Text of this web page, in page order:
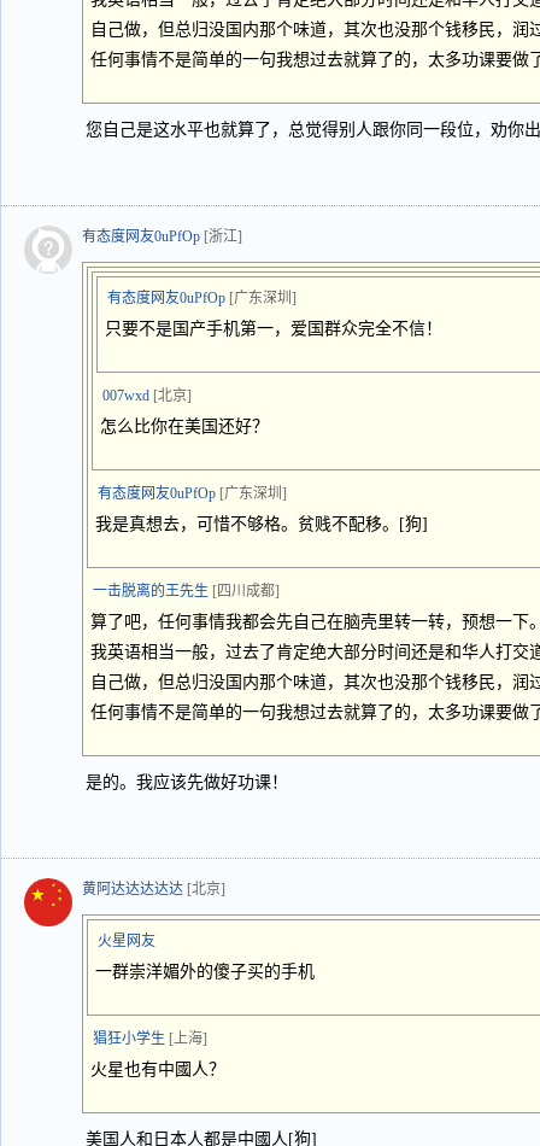
自己做，但总归没国内那个味道，其次也没那个钱移民，润
任何事情不是简单的一句我想过去就算了的，太多功课要做
您自己是这水平也就算了，总觉得别人跟你同一段位，劝你
有态度网友0uPfOp [浙江]
有态度网友0uPfOp [广东深圳]
只要不是国产手机第一，爱国群众完全不信！
007wxd [北京]
怎么比你在美国还好？
有态度网友0uPfOp [广东深圳]
我是真想去，可惜不够格。贫贱不配移。[狗]
一击脱离的王先生 [四川成都]
算了吧，任何事情我都会先自己在脑壳里转一转，预想一下
我英语相当一般，过去了肯定绝大部分时间还是和华人打交
自己做，但总归没国内那个味道，其次也没那个钱移民，润
任何事情不是简单的一句我想过去就算了的，太多功课要做
是的。我应该先做好功课！
黄阿达达达达达 [北京]
火星网友
一群崇洋媚外的傻子买的手机
猖狂小学生 [上海]
火星也有中國人？
美国人和日本人都是中國人[狗]